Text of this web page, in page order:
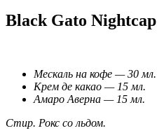
Black Gato Nightcap
Мескаль на кофе — 30 мл.
Крем де какао — 15 мл.
Амаро Аверна — 15 мл.
Стир. Рокс со льдом.